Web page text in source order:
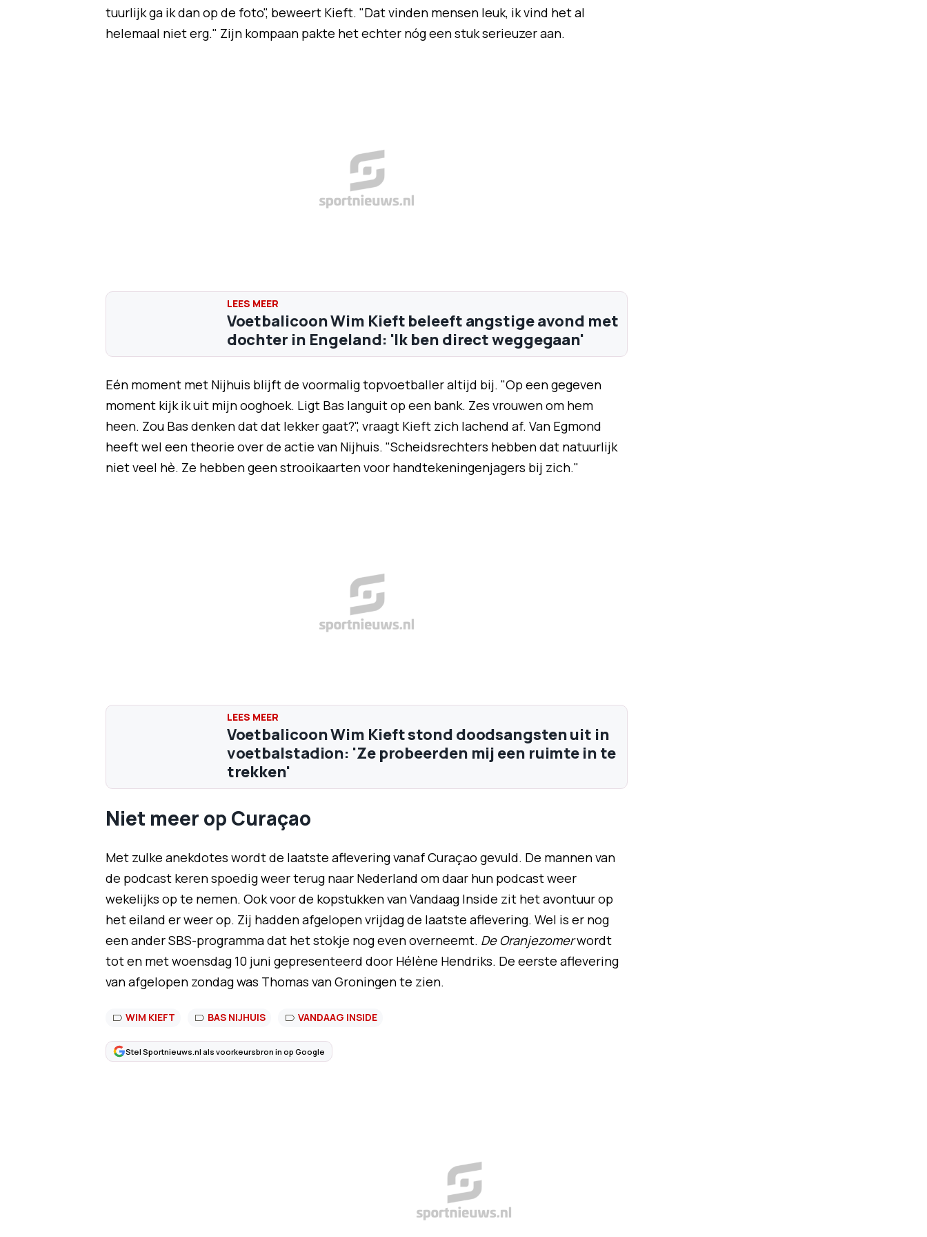
tuurlijk ga ik dan op de foto", beweert Kieft. "Dat vinden mensen leuk, ik vind het al
helemaal niet erg." Zijn kompaan pakte het echter nóg een stuk serieuzer aan.
Voetbalicoon Wim Kieft beleeft angstige avond met
dochter in Engeland: 'Ik ben direct weggegaan'
Eén moment met Nijhuis blijft de voormalig topvoetballer altijd bij. "Op een gegeven
moment kijk ik uit mijn ooghoek. Ligt Bas languit op een bank. Zes vrouwen om hem
heen. Zou Bas denken dat dat lekker gaat?", vraagt Kieft zich lachend af. Van Egmond
heeft wel een theorie over de actie van Nijhuis. "Scheidsrechters hebben dat natuurlijk
niet veel hè. Ze hebben geen strooikaarten voor handtekeningenjagers bij zich."
Voetbalicoon Wim Kieft stond doodsangsten uit in
voetbalstadion: 'Ze probeerden mij een ruimte in te
trekken'
Niet meer op Curaçao
Met zulke anekdotes wordt de laatste aflevering vanaf Curaçao gevuld. De mannen van
de podcast keren spoedig weer terug naar Nederland om daar hun podcast weer
wekelijks op te nemen. Ook voor de kopstukken van Vandaag Inside zit het avontuur op
het eiland er weer op. Zij hadden afgelopen vrijdag de laatste aflevering. Wel is er nog
een ander SBS-programma dat het stokje nog even overneemt. De Oranjezomerwordt
tot en met woensdag 10 juni gepresenteerd door Hélène Hendriks. De eerste aflevering
van afgelopen zondag was Thomas van Groningen te zien.
WIM KIEFT BAS NIJHUIS VANDAAG INSIDE
Stel Sportnieuws.nl als voorkeursbron in op Google